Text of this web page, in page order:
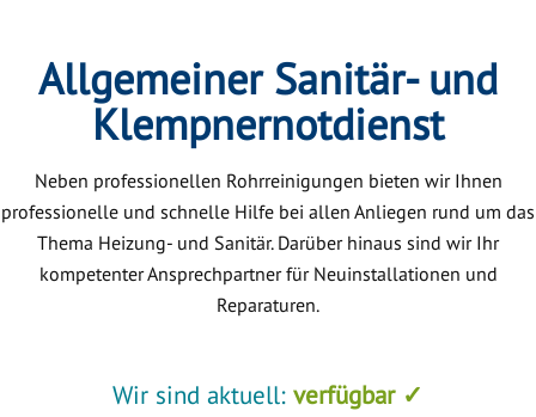
Allgemeiner Sanitär- und
Klempnernotdienst
Neben professionellen Rohrreinigungen bieten wir Ihnen
professionelle und schnelle Hilfe bei allen Anliegen rund um das
Thema Heizung- und Sanitär. Darüber hinaus sind wir Ihr
kompetenter Ansprechpartner für Neuinstallationen und
Reparaturen.
Wir sind aktuell: verfügbar ✓